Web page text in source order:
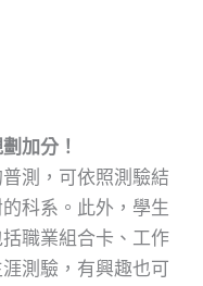
加分！
測，可依照測驗結
科系。此外，學生
職業組合卡、工作
測驗，有興趣也可